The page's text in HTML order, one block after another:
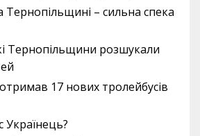
Тернопільщині – сильна спека
Тернопільщини розшукали
17 нових тролейбусів
Українець?